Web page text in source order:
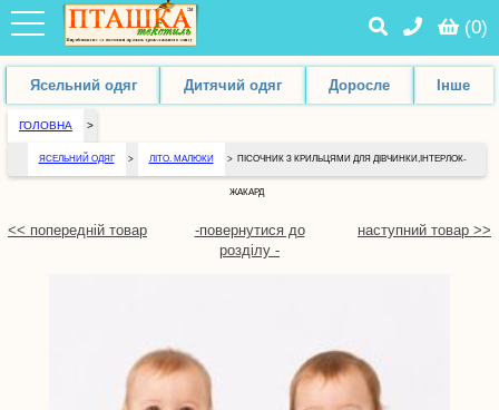
(0)
Ясельний одяг Дитячий одяг Доросле Інше
ГОЛОВНА >
ЯСЕЛЬНИЙ ОДЯГ > ЛІТО. МАЛЮКИ > ПІСОЧНИК З КРИЛЬЦЯМИ ДЛЯ ДІВЧИНКИ,ІНТЕРЛОК-
ЖАКАРД
<< попередній товар
-повернутися до
розділу -
наступний товар >>